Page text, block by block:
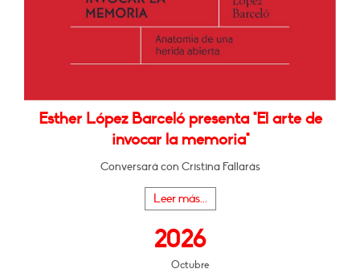
Esther López Barceló presenta "El arte de
invocar la memoria"
Conversará con Cristina Fallarás
Leer más...
2026
Octubre